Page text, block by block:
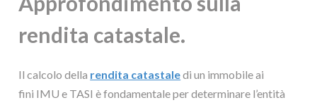
rendita catastale.
Il calcolo della rendita catastaledi un immobile ai
fini IMU e TASI è fondamentale per determinare l’entità